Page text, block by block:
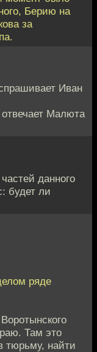
Берию на
за
Иван
Малюта
данного
будет ли
ряде
Там это
тюрьму, найти